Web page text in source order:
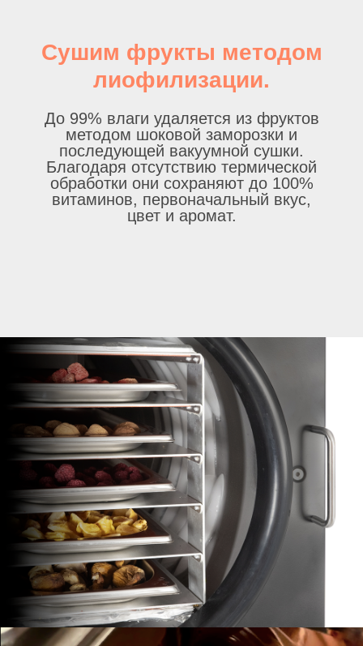
Сушим фрукты методом
лиофилизации.
До 99% влаги удаляется из фруктов
методом шоковой заморозки и
последующей вакуумной сушки.
Благодаря отсутствию термической
обработки они сохраняют до 100%
витаминов, первоначальный вкус,
цвет и аромат.